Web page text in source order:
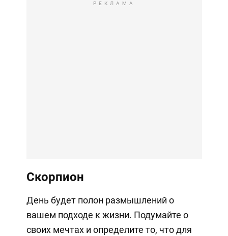
РЕКЛАМА
Скорпион
День будет полон размышлений о
вашем подходе к жизни. Подумайте о
своих мечтах и определите то, что для